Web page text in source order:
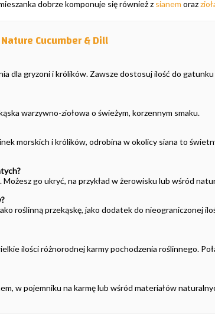
dobrze komponuje się również z sianem oraz
Cucumber & Dill
dla gryzoni i królików. Zawsze dostosuj ilość do
warzywno-ziołowa o świeżym, korzennym smaku.
morskich i królików, odrobina w okolicy siana to
go ukryć, na przykład w żerowisku lub wśród
roślinną przekąskę, jako dodatek do nieograniczonej
ilości różnorodnej karmy pochodzenia roślinnego.
w pojemniku na karmę lub wśród materiałów